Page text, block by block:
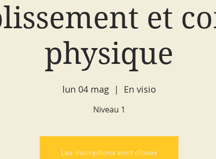
et
physique
lun 04 mag
  |
En visio
Niveau 1
Les inscriptions sont closes